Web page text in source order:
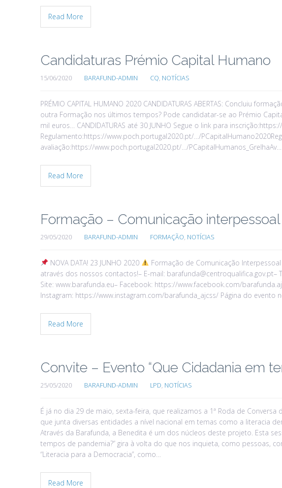
Read More
Candidaturas Prémio Capital Humano
15/06/2020 BARAFUND-ADMIN CQ, NOTÍCIAS
PRÉMIO CAPITAL HUMANO 2020 CANDIDATURAS ABERTAS: Concluiu
outra Formação nos últimos tempos? Pode candidatar-se ao Prémio
mil euros… CANDIDATURAS até 30 JUNHO Segue o link para
Regulamento:https://www.poch.portugal2020.pt/…/
avaliação:https://www.poch.portugal2020.pt/…/PCapitalHumanos_GrelhaAv…
Read More
Formação – Comunicação
29/05/2020 BARAFUND-ADMIN FORMAÇÃO, NOTÍCIAS
NOVA DATA! 23 JUNHO 2020
Formação de Comunicação
através dos nossos contactos!– E-mail: barafunda@centroqualifica.gov.pt–
Site: www.barafunda.eu– Facebook: https://www.facebook.com/
Instagram: https://www.instagram.com/barafunda_ajcss/ Página do evento
Read More
Convite – Evento “Que Cidadania em
25/05/2020 BARAFUND-ADMIN LPD, NOTÍCIAS
É já no dia 29 de maio, sexta-feira, que realizamos a 1ª Roda de
que junta diversas entidades a nível nacional em temas como a literacia
Através da Barafunda, a Benedita é um dos núcleos deste projeto. Esta
tempos de pandemia?” gira à volta do que nos inquieta, como pessoas,
“Literacia para a Democracia”, como…
Read More